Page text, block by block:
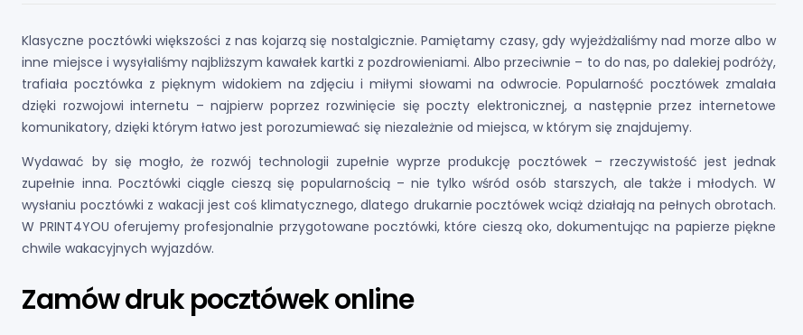
Klasyczne pocztówki większości z nas kojarzą się nostalgicznie. Pamiętamy czasy, gdy wyjeżdżaliśmy nad morze albo w
inne miejsce i wysyłaliśmy najbliższym kawałek kartki z pozdrowieniami. Albo przeciwnie – to do nas, po dalekiej podróży,
trafiała pocztówka z pięknym widokiem na zdjęciu i miłymi słowami na odwrocie. Popularność pocztówek zmalała
dzięki rozwojowi internetu – najpierw poprzez rozwinięcie się poczty elektronicznej, a następnie przez internetowe
komunikatory, dzięki którym łatwo jest porozumiewać się niezależnie od miejsca, w którym się znajdujemy.
Wydawać by się mogło, że rozwój technologii zupełnie wyprze produkcję pocztówek – rzeczywistość jest jednak
zupełnie inna. Pocztówki ciągle cieszą się popularnością – nie tylko wśród osób starszych, ale także i młodych. W
wysłaniu pocztówki z wakacji jest coś klimatycznego, dlatego drukarnie pocztówek wciąż działają na pełnych obrotach.
W PRINT4YOU oferujemy profesjonalnie przygotowane pocztówki, które cieszą oko, dokumentując na papierze piękne
chwile wakacyjnych wyjazdów.
Zamów druk pocztówek online